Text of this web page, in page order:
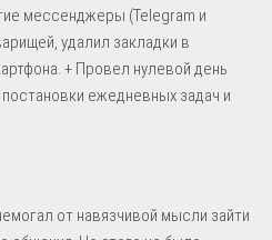
мессенджеры (Telegram и
удалил закладки в
+ Провел нулевой день
ежедневных задач и
от навязчивой мысли зайти